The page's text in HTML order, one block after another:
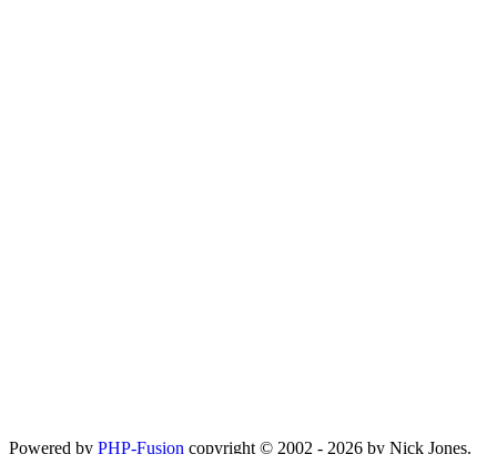
Powered by PHP-Fusion copyright © 2002 - 2026 by Nick Jones.